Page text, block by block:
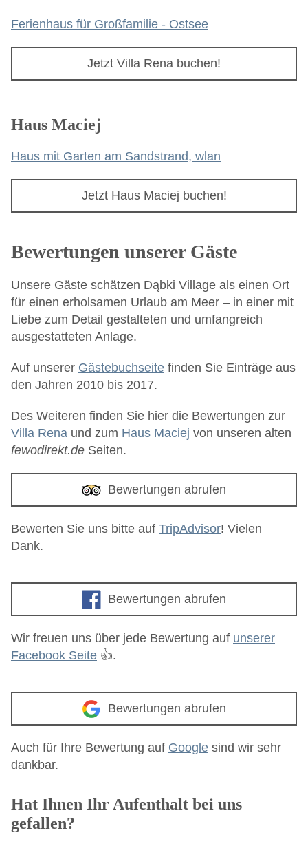
Ferienhaus für Großfamilie - Ostsee
Jetzt Villa Rena buchen!
Haus Maciej
Haus mit Garten am Sandstrand, wlan
Jetzt Haus Maciej buchen!
Bewertungen unserer Gäste
Unsere Gäste schätzen Dąbki Village als einen Ort
für einen erholsamen Urlaub am Meer – in einer mit
Liebe zum Detail gestalteten und umfangreich
ausgestatteten Anlage.
Auf unserer Gästebuchseite finden Sie Einträge aus
den Jahren 2010 bis 2017.
Des Weiteren finden Sie hier die Bewertungen zur
Villa Rena und zum Haus Maciej von unseren alten
fewodirekt.de Seiten.
Bewertungen abrufen
Bewerten Sie uns bitte auf TripAdvisor! Vielen
Dank.
Bewertungen abrufen
Wir freuen uns über jede Bewertung auf unserer
Facebook Seite 👍.
Bewertungen abrufen
Auch für Ihre Bewertung auf Google sind wir sehr
dankbar.
Hat Ihnen Ihr Aufenthalt bei uns
gefallen?